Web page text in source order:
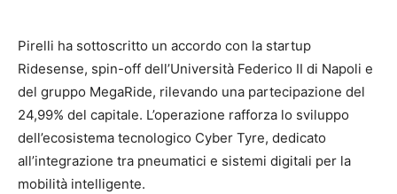
Pirelli ha sottoscritto un accordo con la startup
Ridesense, spin-off dell’Università Federico II di Napoli e
del gruppo MegaRide, rilevando una partecipazione del
24,99% del capitale. L’operazione rafforza lo sviluppo
dell’ecosistema tecnologico Cyber Tyre, dedicato
all’integrazione tra pneumatici e sistemi digitali per la
mobilità intelligente.